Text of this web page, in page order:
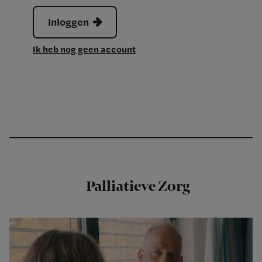
Inloggen
Ik heb nog geen account
Palliatieve Zorg